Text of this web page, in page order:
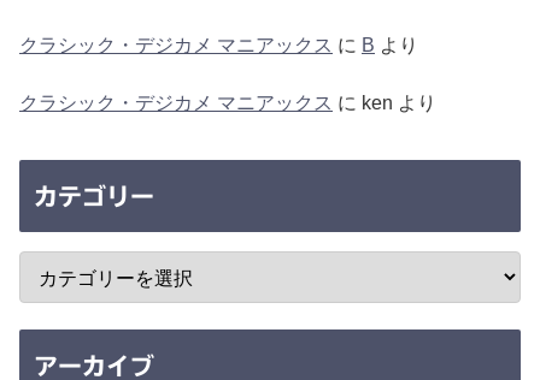
クラシック・デジカメ マニアックス に B より
クラシック・デジカメ マニアックス に ken より
カテゴリー
アーカイブ